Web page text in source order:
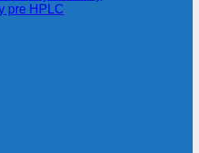
pre HPLC